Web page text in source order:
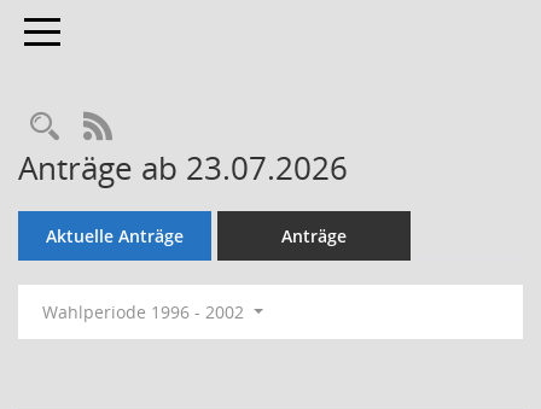
Toggle navigation
Rechercheauswahl
RSS-Feed
Anträge ab 23.07.2026
Aktuelle Anträge Anträge
Wahlperiode 1996 - 2002